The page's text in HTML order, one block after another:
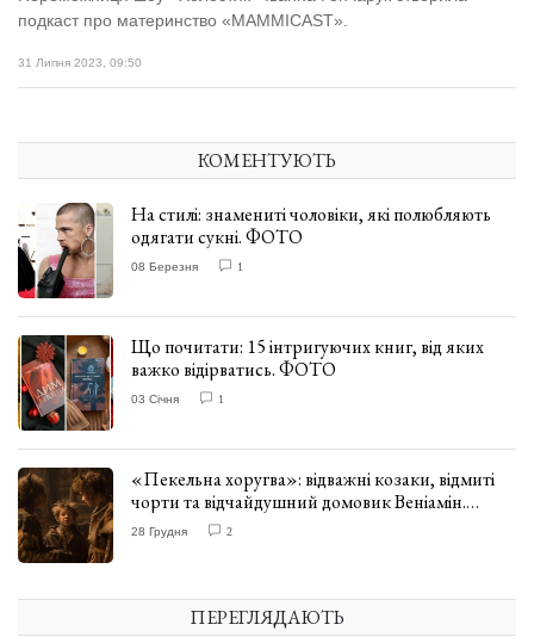
подкаст про материнство «MAMMICAST».
31 Липня 2023, 09:50
КОМЕНТУЮТЬ
На стилі: знамениті чоловіки, які полюбляють
одягати сукні. ФОТО
08 Березня 1
Що почитати: 15 інтригуючих книг, від яких
важко відірватись. ФОТО
03 Січня 1
«Пекельна хоругва»: відважні козаки, відмиті
чорти та відчайдушний домовик Веніамін.
ВІДГУК
28 Грудня 2
ПЕРЕГЛЯДАЮТЬ